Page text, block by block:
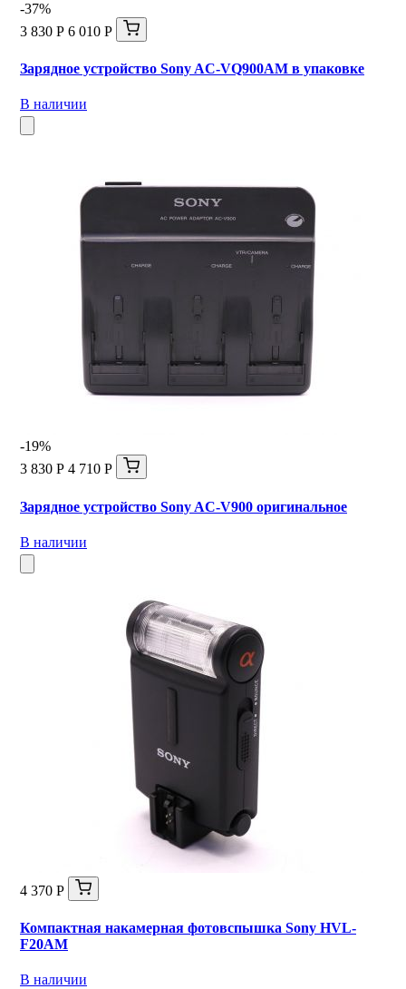
-37%
3 830 Р 6 010 Р
Зарядное устройство Sony AC-VQ900AM в упаковке
В наличии
-19%
3 830 Р 4 710 Р
Зарядное устройство Sony AC-V900 оригинальное
В наличии
4 370 Р
Компактная накамерная фотовспышка Sony HVL-
F20AM
В наличии